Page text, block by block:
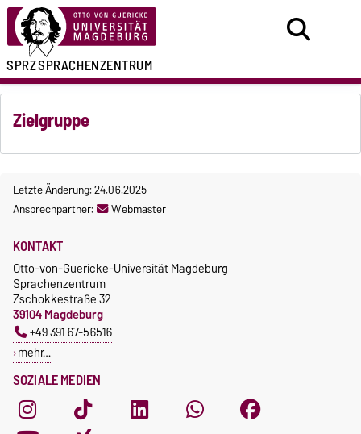
SPRZSPRACHENZENTRUM
Zielgruppe
Letzte Änderung: 24.06.2025
Ansprechpartner:
Webmaster
SOZIALE MEDIEN
KONTAKT
Otto-von-Guericke-Universität Magdeburg
Sprachenzentrum
Zschokkestraße 32
39104 Magdeburg
+49 391 67-56516
mehr…